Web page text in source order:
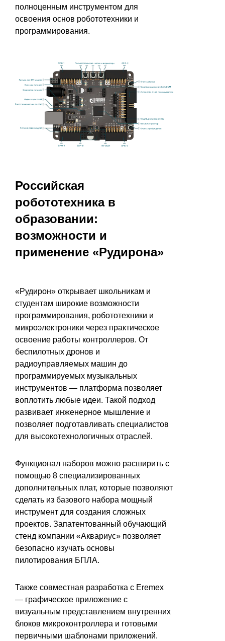
полноценным инструментом для
освоения основ робототехники и
программирования.
Российская
робототехника в
образовании:
возможности и
применение «Рудирона»
«Рудирон» открывает школьникам и
студентам широкие возможности
программирования, робототехники и
микроэлектроники через практическое
освоение работы контроллеров. От
беспилотных дронов и
радиоуправляемых машин до
программируемых музыкальных
инструментов — платформа позволяет
воплотить любые идеи. Такой подход
развивает инженерное мышление и
позволяет подготавливать специалистов
для высокотехнологичных отраслей.
Функционал наборов можно расширить с
помощью 8 специализированных
дополнительных плат, которые позволяют
сделать из базового набора мощный
инструмент для создания сложных
проектов. Запатентованный обучающий
стенд компании «Аквариус» позволяет
безопасно изучать основы
пилотирования БПЛА.
Также совместная разработка с Eremex
— графическое приложение с
визуальным представлением внутренних
блоков микроконтроллера и готовыми
первичными шаблонами приложений.